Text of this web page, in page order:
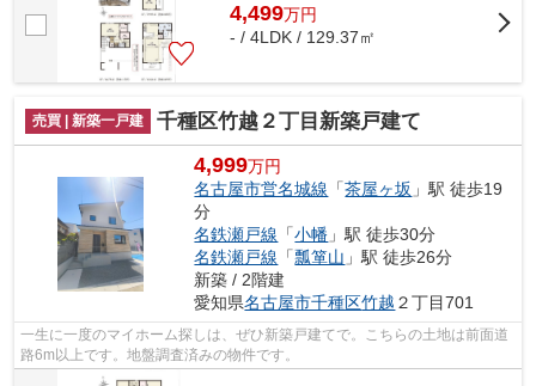
4,499万円
- / 4LDK / 129.37㎡
売買 | 新築一戸建 千種区竹越２丁目新築戸建て
4,999万円
名古屋市営名城線 「茶屋ヶ坂 」駅 徒歩19
分
名鉄瀬戸線 「小幡 」駅 徒歩30分
名鉄瀬戸線 「瓢箪山 」駅 徒歩26分
新築 / 2階建
愛知県名古屋市千種区竹越 ２丁目701
一生に一度のマイホーム探しは、ぜひ新築戸建てで。こちらの土地は前面道
路6m以上です。地盤調査済みの物件です。